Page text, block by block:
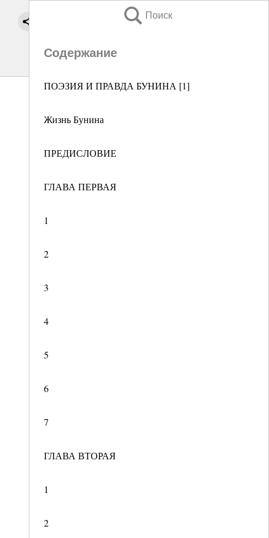
Поиск
Содержание
ПОЭЗИЯ И ПРАВДА БУНИНА [1]
Жизнь Бунина
ПРЕДИСЛОВИЕ
ГЛАВА ПЕРВАЯ
1
2
3
4
5
6
7
ГЛАВА ВТОРАЯ
1
2